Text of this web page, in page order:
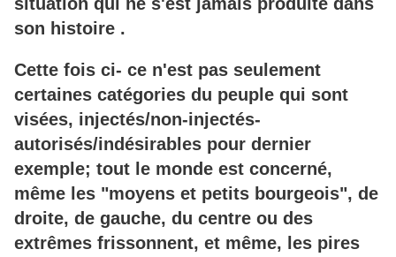
son histoire .
Cette fois ci- ce n'est pas seulement
certaines catégories du peuple qui sont
visées, injectés/non-injectés-
autorisés/indésirables pour dernier
exemple; tout le monde est concerné,
même les "moyens et petits bourgeois", de
droite, de gauche, du centre ou des
extrêmes frissonnent, et même, les pires